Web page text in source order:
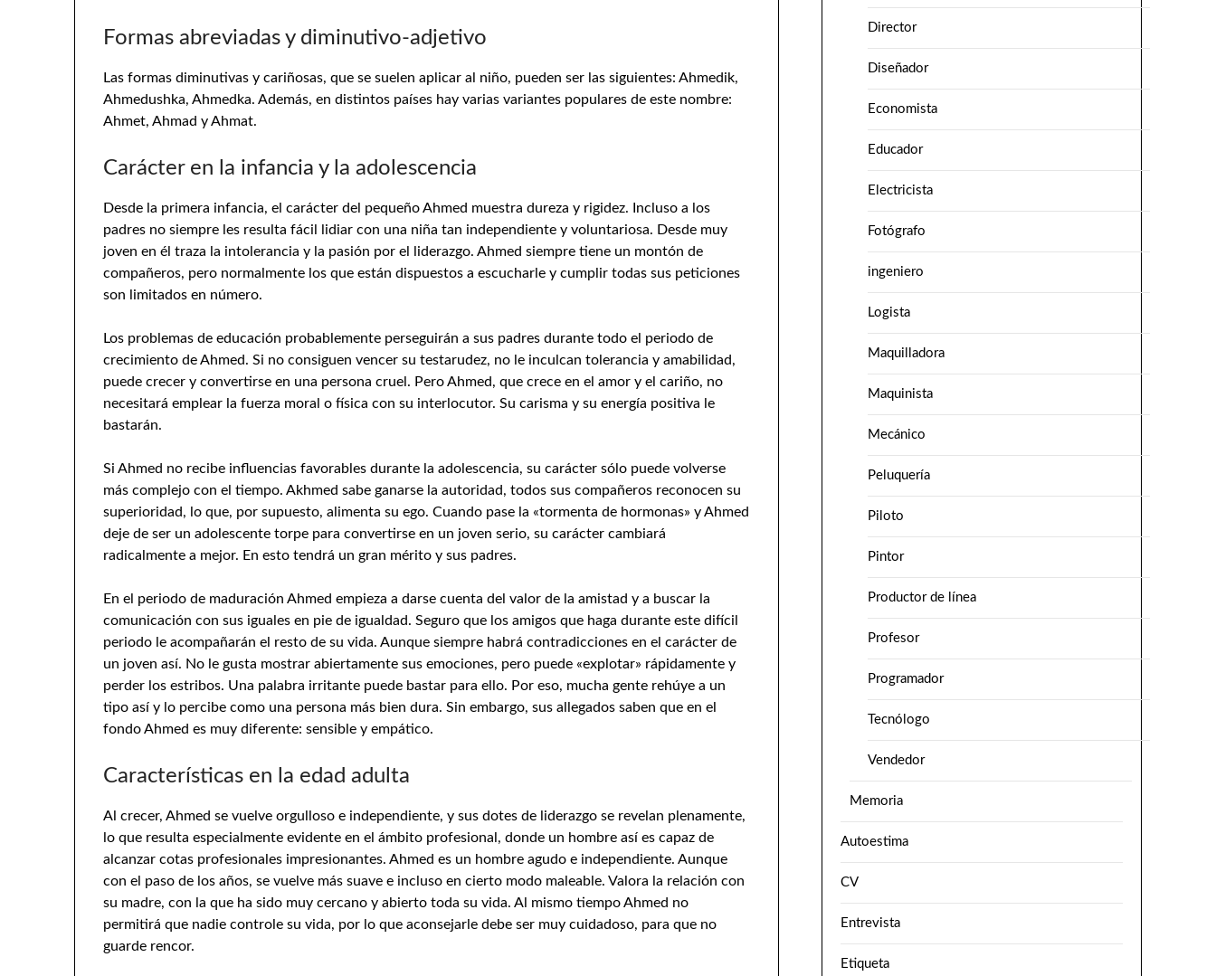
Formas abreviadas y diminutivo-adjetivo
Las formas diminutivas y cariñosas, que se suelen aplicar al niño, pueden ser las siguientes: Ahmedik,
Ahmedushka, Ahmedka. Además, en distintos países hay varias variantes populares de este nombre:
Ahmet, Ahmad y Ahmat.
Carácter en la infancia y la adolescencia
Desde la primera infancia, el carácter del pequeño Ahmed muestra dureza y rigidez. Incluso a los
padres no siempre les resulta fácil lidiar con una niña tan independiente y voluntariosa. Desde muy
joven en él traza la intolerancia y la pasión por el liderazgo. Ahmed siempre tiene un montón de
compañeros, pero normalmente los que están dispuestos a escucharle y cumplir todas sus peticiones
son limitados en número.
Los problemas de educación probablemente perseguirán a sus padres durante todo el periodo de
crecimiento de Ahmed. Si no consiguen vencer su testarudez, no le inculcan tolerancia y amabilidad,
puede crecer y convertirse en una persona cruel. Pero Ahmed, que crece en el amor y el cariño, no
necesitará emplear la fuerza moral o física con su interlocutor. Su carisma y su energía positiva le
bastarán.
Si Ahmed no recibe influencias favorables durante la adolescencia, su carácter sólo puede volverse
más complejo con el tiempo. Akhmed sabe ganarse la autoridad, todos sus compañeros reconocen su
superioridad, lo que, por supuesto, alimenta su ego. Cuando pase la «tormenta de hormonas» y Ahmed
deje de ser un adolescente torpe para convertirse en un joven serio, su carácter cambiará
radicalmente a mejor. En esto tendrá un gran mérito y sus padres.
En el periodo de maduración Ahmed empieza a darse cuenta del valor de la amistad y a buscar la
comunicación con sus iguales en pie de igualdad. Seguro que los amigos que haga durante este difícil
periodo le acompañarán el resto de su vida. Aunque siempre habrá contradicciones en el carácter de
un joven así. No le gusta mostrar abiertamente sus emociones, pero puede «explotar» rápidamente y
perder los estribos. Una palabra irritante puede bastar para ello. Por eso, mucha gente rehúye a un
tipo así y lo percibe como una persona más bien dura. Sin embargo, sus allegados saben que en el
fondo Ahmed es muy diferente: sensible y empático.
Características en la edad adulta
Al crecer, Ahmed se vuelve orgulloso e independiente, y sus dotes de liderazgo se revelan plenamente,
lo que resulta especialmente evidente en el ámbito profesional, donde un hombre así es capaz de
alcanzar cotas profesionales impresionantes. Ahmed es un hombre agudo e independiente. Aunque
con el paso de los años, se vuelve más suave e incluso en cierto modo maleable. Valora la relación con
su madre, con la que ha sido muy cercano y abierto toda su vida. Al mismo tiempo Ahmed no
permitirá que nadie controle su vida, por lo que aconsejarle debe ser muy cuidadoso, para que no
guarde rencor.
Director
Diseñador
Economista
Educador
Electricista
Fotógrafo
ingeniero
Logista
Maquilladora
Maquinista
Mecánico
Peluquería
Piloto
Pintor
Productor de línea
Profesor
Programador
Tecnólogo
Vendedor
Memoria
Autoestima
CV
Entrevista
Etiqueta